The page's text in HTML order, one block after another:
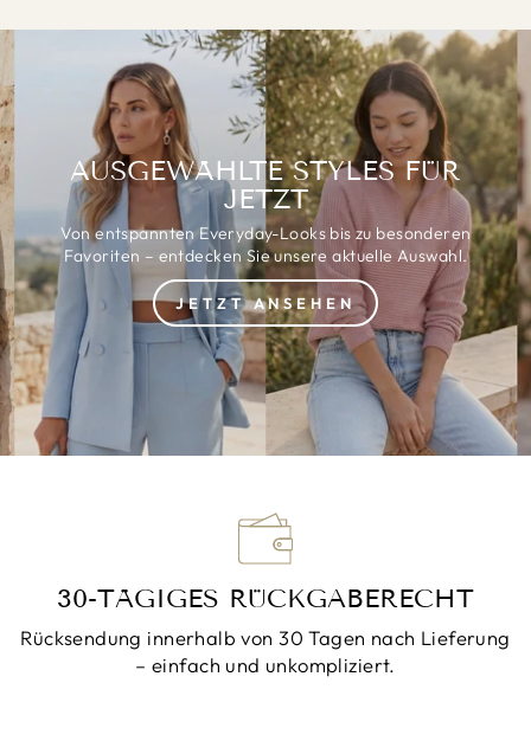
AUSGEWÄHLTE STYLES FÜR
JETZT
Von entspannten Everyday-Looks bis zu besonderen
Favoriten – entdecken Sie unsere aktuelle Auswahl.
JETZT ANSEHEN
30-TÄGIGES RÜCKGABERECHT
Rücksendung innerhalb von 30 Tagen nach Lieferung
– einfach und unkompliziert.